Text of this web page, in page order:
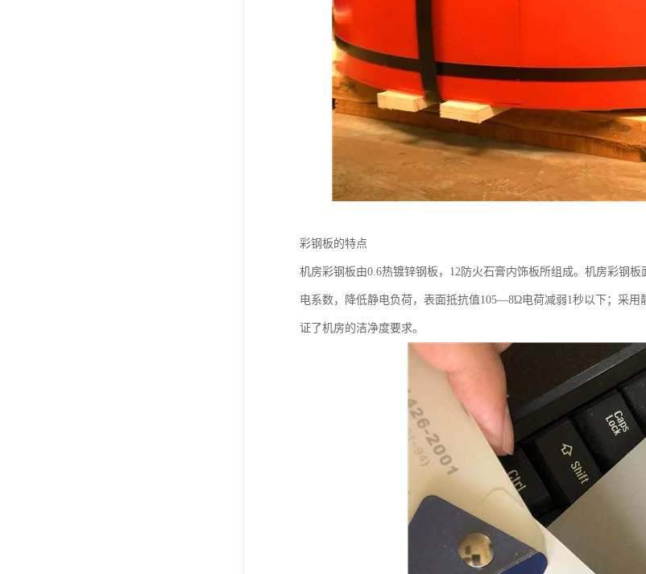
彩钢板的特点
机房彩钢板由0.6热镀锌钢板，12防火石膏内饰板所组成。机房彩钢
电系数，降低静电负荷，表面抵抗值105—8Ώ电荷减弱1秒以下；采
证了机房的洁净度要求。